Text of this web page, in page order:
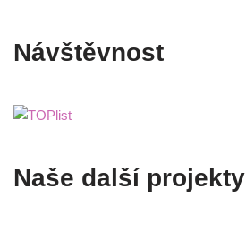
Návštěvnost
Naše další projekty